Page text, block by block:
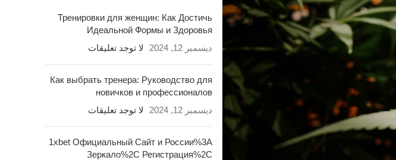
Тренировки для женщин: Как Достичь
Идеальной Формы и Здоровья
ديسمبر 12, 2024
لا توجد تعليقات
Как выбрать тренера: Руководство для
новичков и профессионалов
ديسمبر 12, 2024
لا توجد تعليقات
1xbet Официальный Сайт и России%3A
Зеркало%2C Регистрация%2C